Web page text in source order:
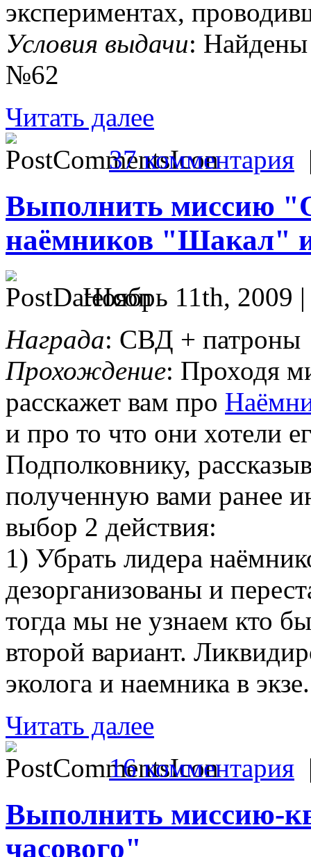
экспериментах,
Условия выдачи: Найдены
№62
Читать далее
37 комментария
Выполнить миссию
наёмников "Шакал"
Ноябрь 11th, 2009
Награда: СВД + патроны
Прохождение: Проходя
расскажет вам про
и про то что они хотели
Подполковнику,
полученную вами ранее
выбор 2 действия:
1) Убрать лидера
дезорганизованы и
тогда мы не узнаем кто
второй вариант.
эколога и наемника в экзе.
Читать далее
16 комментария
Выполнить миссию-
часового"